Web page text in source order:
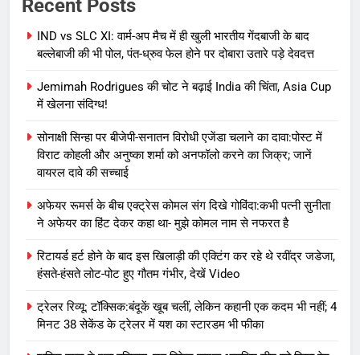
Recent Posts
IND vs SLC XI: वार्म-अप मैच में ही खुली भारतीय गेंदबाजी के बाद
बल्लेबाजी की भी पोल, पंत-ध्रुव फेल होने पर दोबारा उतारे पड़े देवदत्त
Jemimah Rodrigues की चोट ने बढ़ाई India की चिंता, Asia Cup
में खेलना संदिग्ध!
सोनाक्षी सिन्हा पर बीजेपी-सनातन विरोधी एजेंडा चलाने का दावा:पोस्ट में
विराट कोहली और अनुष्का शर्मा को अनफॉलो करने का जिक्र; जानें
वायरल दावे की सच्चाई
अफेयर रूमर्स के बीच एक्ट्रेस कोमल संग दिखे गोविंदा:कभी पत्नी सुनीता
ने अफेयर का हिंट देकर कहा था- मुझे कोमल नाम से नफरत है
रिटायर्ड हर्ट होने के बाद इस खिलाड़ी की एक्टिंग कर रहे थे रवींद्र जडेजा,
हंसते-हंसते लोट-पोट हुए गौतम गंभीर, देखें Video
ट्रेलर रिव्यू: टॉक्सिक:बंदूकें खूब चलीं, लेकिन कहानी एक कदम भी नहीं; 4
मिनट 38 सेकेंड के ट्रेलर में यश का स्टारडम भी फीका